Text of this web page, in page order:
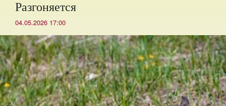
Разгоняется
04.05.2026 17:00